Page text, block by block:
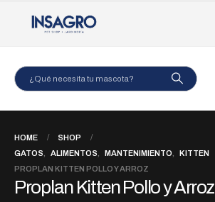
HOME
SHOP
GATOS
ALIMENTOS MANTENIMIENTO
KITTEN
PROPLAN KITTEN POLLO Y ARROZ
Proplan Kitten Pollo y Arroz